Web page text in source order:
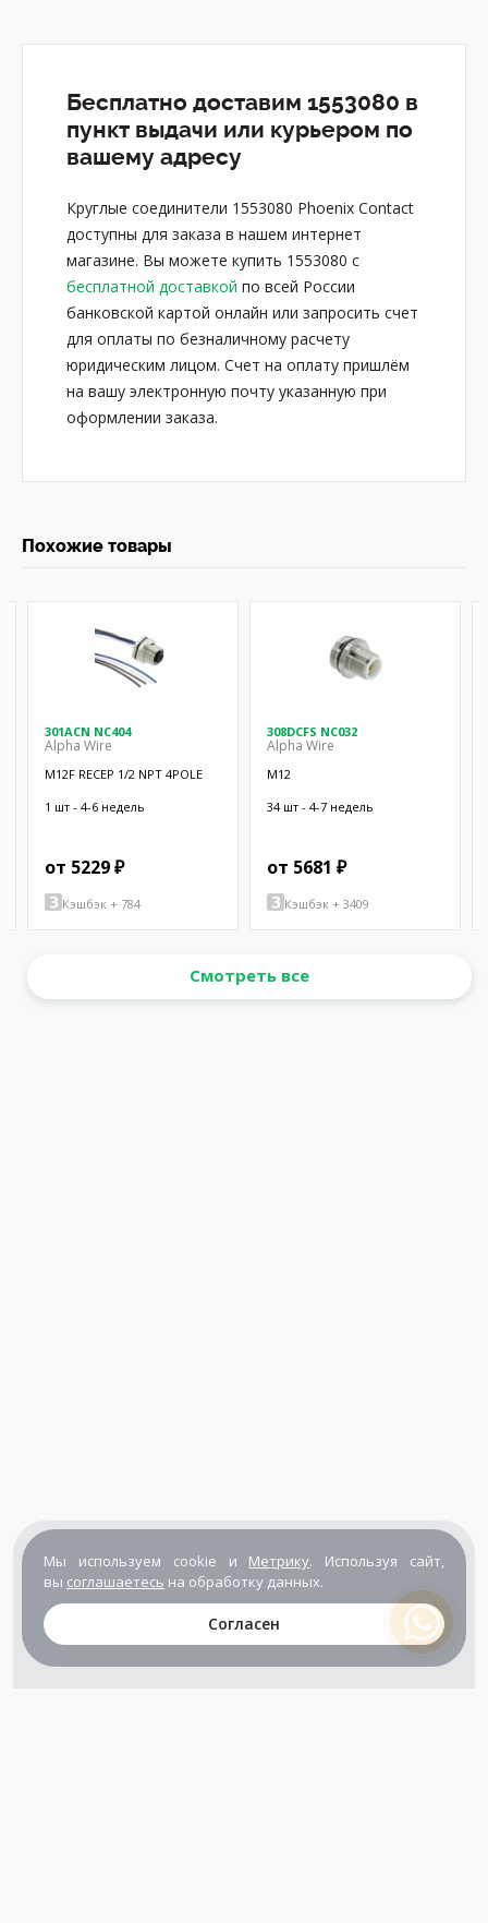
Бесплатно доставим 1553080 в
пункт выдачи или курьером по
вашему адресу
Круглые соединители 1553080 Phoenix Contact
доступны для заказа в нашем интернет
магазине. Вы можете купить 1553080 с
бесплатной доставкой по всей России
банковской картой онлайн или запросить счет
для оплаты по безналичному расчету
юридическим лицом. Счет на оплату пришлём
на вашу электронную почту указанную при
оформлении заказа.
Похожие товары
301ACN NC404
Alpha Wire
M12F RECEP 1/2 NPT 4POLE
1 шт - 4-6 недель
от 5229 ₽
Кэшбэк + 784
308DCFS NC032
Alpha Wire
M12
34 шт - 4-7 недель
от 5681 ₽
Кэшбэк + 3409
Смотреть все
Мы используем cookie и Метрику. Используя сайт,
вы соглашаетесь на обработку данных.
Согласен